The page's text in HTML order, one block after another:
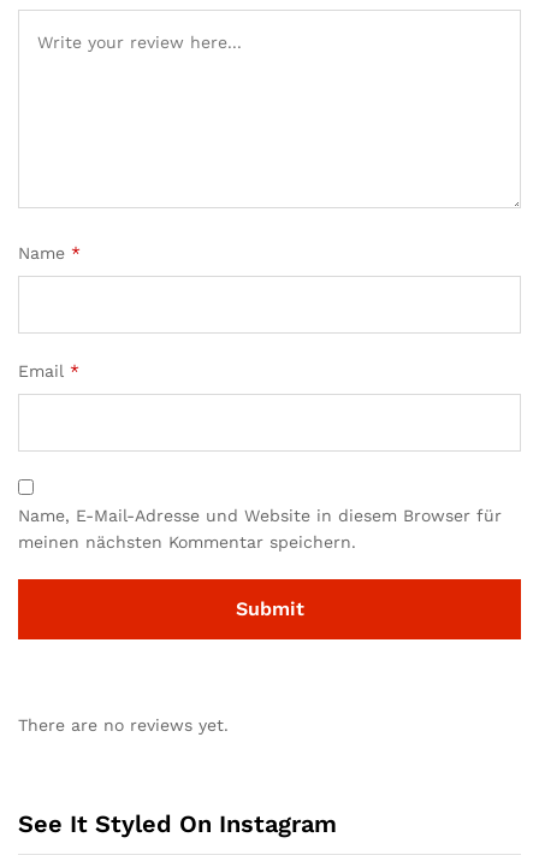
Name *
Email *
Name, E-Mail-Adresse und Website in diesem Browser für
meinen nächsten Kommentar speichern.
There are no reviews yet.
See It Styled On Instagram